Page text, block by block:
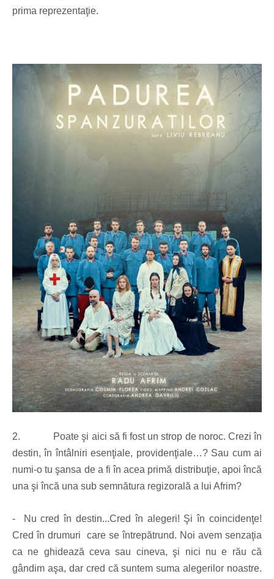
prima reprezentaţie.
2.
Poate şi aici să fi fost un strop de noroc. Crezi în
destin, în întâlniri esenţiale, providenţiale…? Sau cum ai
numi-o tu şansa de a fi în acea primă distribuţie, apoi încă
una şi încă una sub semnătura regizorală a lui Afrim?
- Nu cred în destin...Cred în alegeri! Şi în coincidenţe!
Cred în drumuri care se întrepătrund. Noi avem senzaţia
ca ne ghidează ceva sau cineva, şi nici nu e rău că
gândim aşa, dar cred că suntem suma alegerilor noastre.